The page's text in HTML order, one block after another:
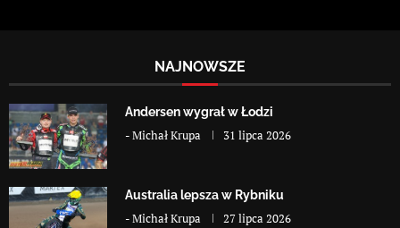
NAJNOWSZE
Andersen wygrał w Łodzi
-Michał Krupa 31 lipca 2026
Australia lepsza w Rybniku
-Michał Krupa 27 lipca 2026